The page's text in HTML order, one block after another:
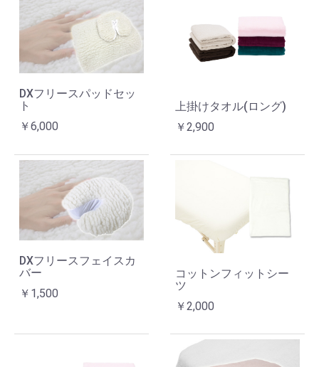
DXフリースパッドセッ
ト
￥6,000
上掛けタオル(ロング)
￥2,900
DXフリースフェイスカ
バー
￥1,500
コットンフィットシー
ツ
￥2,000